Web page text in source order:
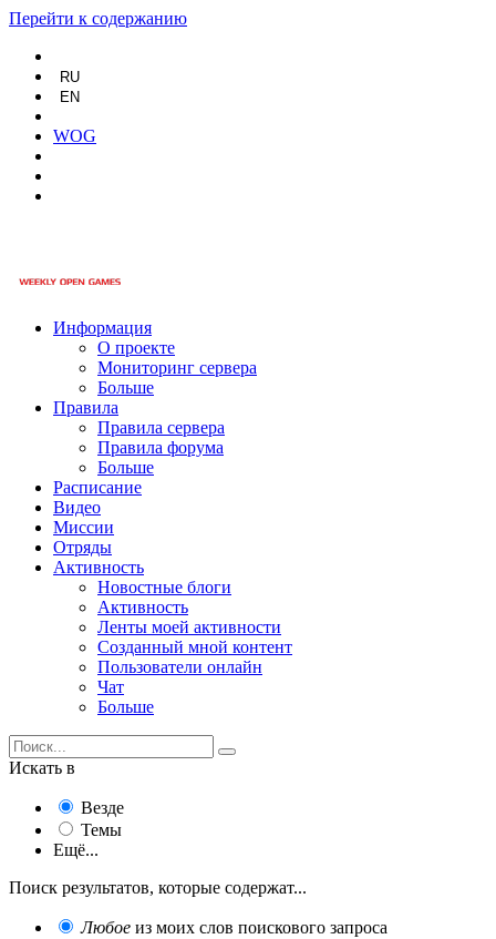
Перейти к содержанию
RU
EN
WOG
Информация
О проекте
Мониторинг сервера
Больше
Правила
Правила сервера
Правила форума
Больше
Расписание
Видео
Миссии
Отряды
Активность
Новостные блоги
Активность
Ленты моей активности
Созданный мной контент
Пользователи онлайн
Чат
Больше
Искать в
Везде
Темы
Ещё...
Поиск результатов, которые содержат...
Любое из моих слов поискового запроса